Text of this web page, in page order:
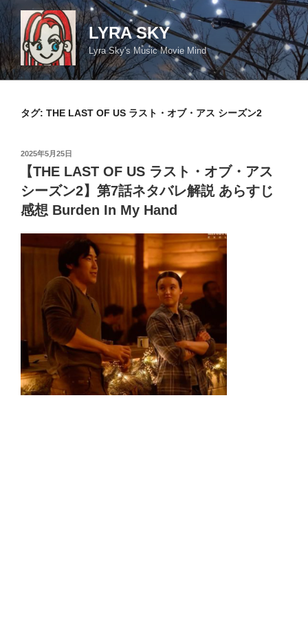
コ
ン
テ
ン
ツ
LYRA SKY
Lyra Sky's Music Movie Mind
タグ: THE LAST OF US ラスト・オブ・アス シーズン2
投
日:
2025年5月25日
【THE LAST OF US ラスト・オブ・アス
シーズン2】第7話ネタバレ解説 あらすじ
感想 Burden In My Hand